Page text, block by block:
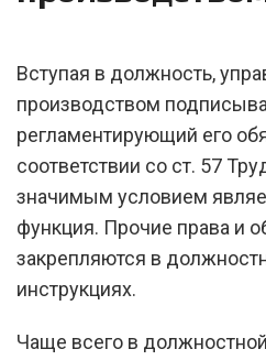
Вступая в должность,
производством
регламентирующий его
соответствии со ст. 57
значимым условием
функция. Прочие права и
закрепляются в
инструкциях.
Чаще всего в